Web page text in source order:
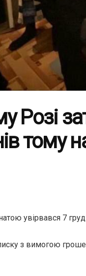
Розі
тому
увірвався 7
з вимогою